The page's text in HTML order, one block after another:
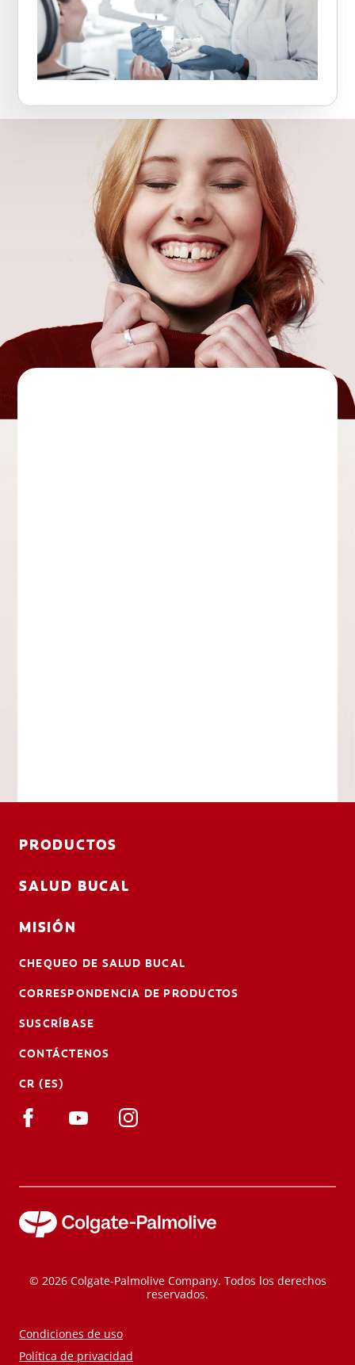
PRODUCTOS
SALUD BUCAL
MISIÓN
CHEQUEO DE SALUD BUCAL
CORRESPONDENCIA DE PRODUCTOS
SUSCRÍBASE
CONTÁCTENOS
CR (ES)
© 2026 Colgate-Palmolive Company. Todos los derechos
reservados.
Condiciones de uso
Política de privacidad